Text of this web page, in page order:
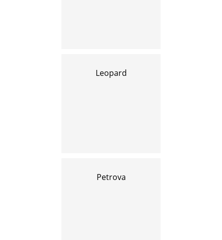
Leopard
Petrova